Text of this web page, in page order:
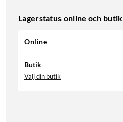
Lagerstatus online och butik
Online
Butik
Välj din butik